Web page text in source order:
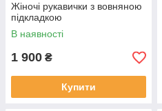
Жіночі рукавички з вовняною
підкладкою
В наявності
1 900 ₴
Купити